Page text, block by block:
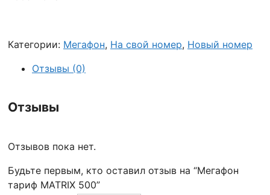
Категории: Мегафон, На свой номер, Новый номер
Отзывы (0)
Отзывы
Отзывов пока нет.
Будьте первым, кто оставил отзыв на “Мегафон
тариф MATRIX 500”